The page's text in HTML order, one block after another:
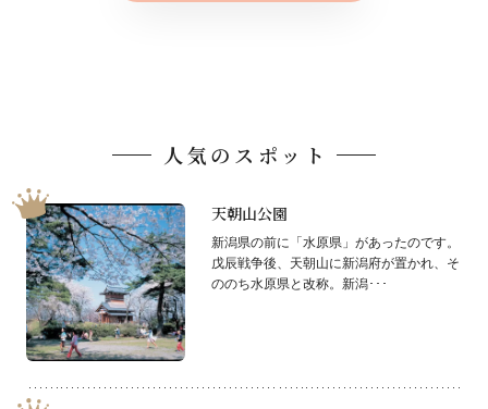
人気のスポット
天朝山公園
新潟県の前に「水原県」があったのです。
戊辰戦争後、天朝山に新潟府が置かれ、そ
ののち水原県と改称。新潟･･･